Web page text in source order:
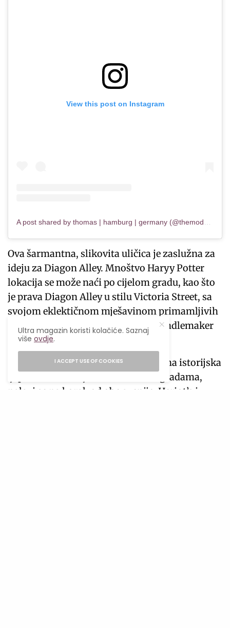
View this post on Instagram
A post shared by thomas | hamburg | germany (@themodernleper)
Ova šarmantna, slikovita uličica je zaslužna za
ideju za Diagon Alley. Mnoštvo Haryy Potter
lokacija se može naći po cijelom gradu, kao što
je prava Diagon Alley u stilu Victoria Street, sa
svojom eklektičnom mješavinom primamljivih
trgovina i blistavih nijansi, kao i Candlemaker
Row.
Škola Džordža Heriota, spektakularna istorijska
ljepotica sa istorijskim školskim zgradama,
nalazi se na korak od obe avenije. Heriot’s i
Ultra magazin koristi kolačiće. Saznaj
višeovdje.
I ACCEPT USE OF COOKIES